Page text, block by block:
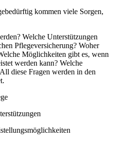
kommen viele Sorgen,
Welche Unterstützungen
Pflegeversicherung? Woher
Möglichkeiten gibt es, wenn
werden kann? Welche
diese Fragen werden in den